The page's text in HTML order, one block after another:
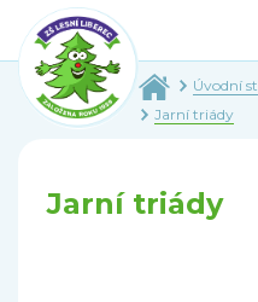
Úvodní
Jarní triády
Jarní triády